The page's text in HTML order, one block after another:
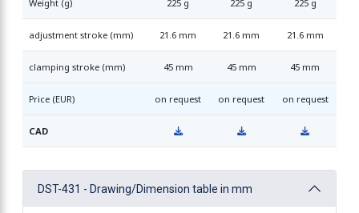
Weight (g) 225 g 225 g 225 g
adjustment stroke (mm) 21.6 mm 21.6 mm 21.6 mm
clamping stroke (mm) 45 mm 45 mm 45 mm
Price (EUR) on request on request on request
CAD
DST-431 - Drawing/Dimension table in mm